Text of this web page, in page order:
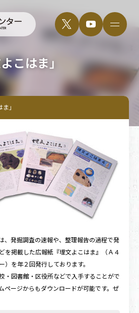
こはま」
」
、発掘調査の速報や、整理報告の過程で発
を掲載した広報紙『埋文よこはま』（Ａ４
）を年２回発行しております。
・図書館・区役所などで入手することがで
ページからもダウンロードが可能です。ぜ